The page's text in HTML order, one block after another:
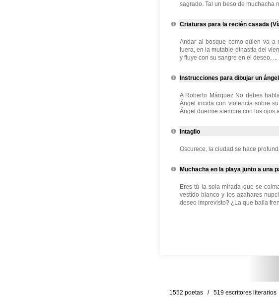
sagrado. Tal un beso de muchacha
Criaturas para la recién casada
Andar al bosque como quien va a
fuera, en la mutable dinastía del
y fluye con su sangre en el deseo, ...
Instrucciones para dibujar un ángel
A Roberto Márquez No debes
Ángel incida con violencia sobre
Ángel duerme siempre con los ojos
Intaglio
Oscurece, la ciudad se hace
Muchacha en la playa junto a una
Eres tú la sola mirada que se
vestido blanco y los azahares
deseo imprevisto? ¿La que baila
1552 poetas / 519 escritores